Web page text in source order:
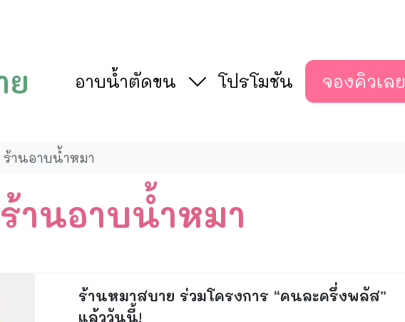
ย อาบน้ำตัดขน โปรโมชัน จองคิวเลย
ร้านอาบน้ำหมา
ร้านอาบน้ำหมา
ร้านหมาสบาย ร่วมโครงการ “คนละครึ่งพลัส”
แล้ววันนี้!